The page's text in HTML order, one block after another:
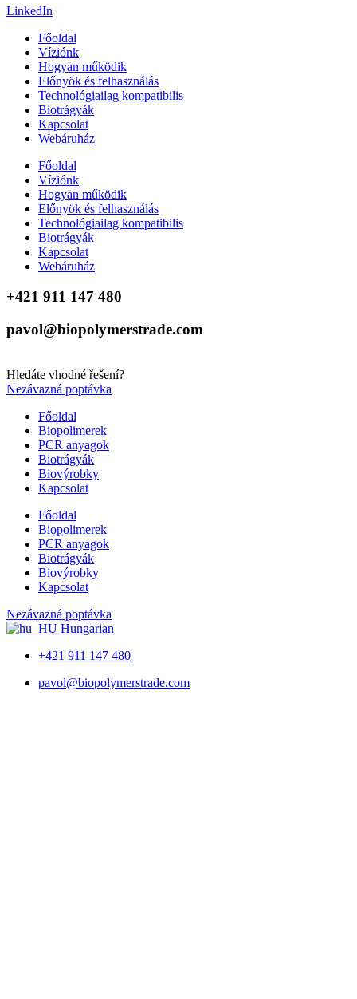
LinkedIn
Főoldal
Víziónk
Hogyan működik
Előnyök és felhasználás
Technológiailag kompatibilis
Biotrágyák
Kapcsolat
Webáruház
Főoldal
Víziónk
Hogyan működik
Előnyök és felhasználás
Technológiailag kompatibilis
Biotrágyák
Kapcsolat
Webáruház
+421 911 147 480
pavol@biopolymerstrade.com
Hledáte vhodné řešení?
Nezávazná poptávka
Főoldal
Biopolimerek
PCR anyagok
Biotrágyák
Biovýrobky
Kapcsolat
Főoldal
Biopolimerek
PCR anyagok
Biotrágyák
Biovýrobky
Kapcsolat
Nezávazná poptávka
Hungarian
+421 911 147 480
pavol@biopolymerstrade.com